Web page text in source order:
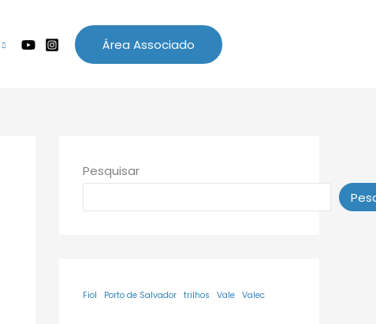
Área Associado
Pesquisar
Fiol Porto de Salvador trilhos Vale Valec